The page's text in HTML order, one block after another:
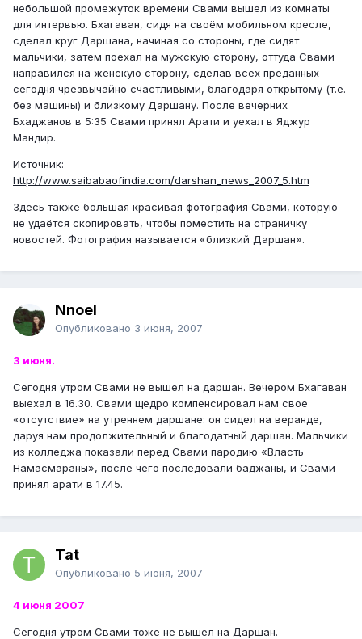
небольшой промежуток времени Свами вышел из комнаты
для интервью. Бхагаван, сидя на своём мобильном кресле,
сделал круг Даршана, начиная со стороны, где сидят
мальчики, затем поехал на мужскую сторону, оттуда Свами
направился на женскую сторону, сделав всех преданных
сегодня чрезвычайно счастливыми, благодаря открытому (т.е.
без машины) и близкому Даршану. После вечерних
Бхаджанов в 5:35 Свами принял Арати и уехал в Яджур
Мандир.
Источник:
http://www.saibabaofindia.com/darshan_news_2007_5.htm
Здесь также большая красивая фотография Свами, которую
не удаётся скопировать, чтобы поместить на страничку
новостей. Фотография называется «близкий Даршан».
Nnoel
Опубликовано 3 июня, 2007
3 июня.
Сегодня утром Свами не вышел на даршан. Вечером Бхагаван
выехал в 16.30. Свами щедро компенсировал нам свое
«отсутствие» на утреннем даршане: он сидел на веранде,
даруя нам продолжительный и благодатный даршан. Мальчики
из колледжа показали перед Свами пародию «Власть
Намасмараны», после чего последовали баджаны, и Свами
принял арати в 17.45.
Tat
Опубликовано 5 июня, 2007
4 июня 2007
Сегодня утром Свами тоже не вышел на Даршан.